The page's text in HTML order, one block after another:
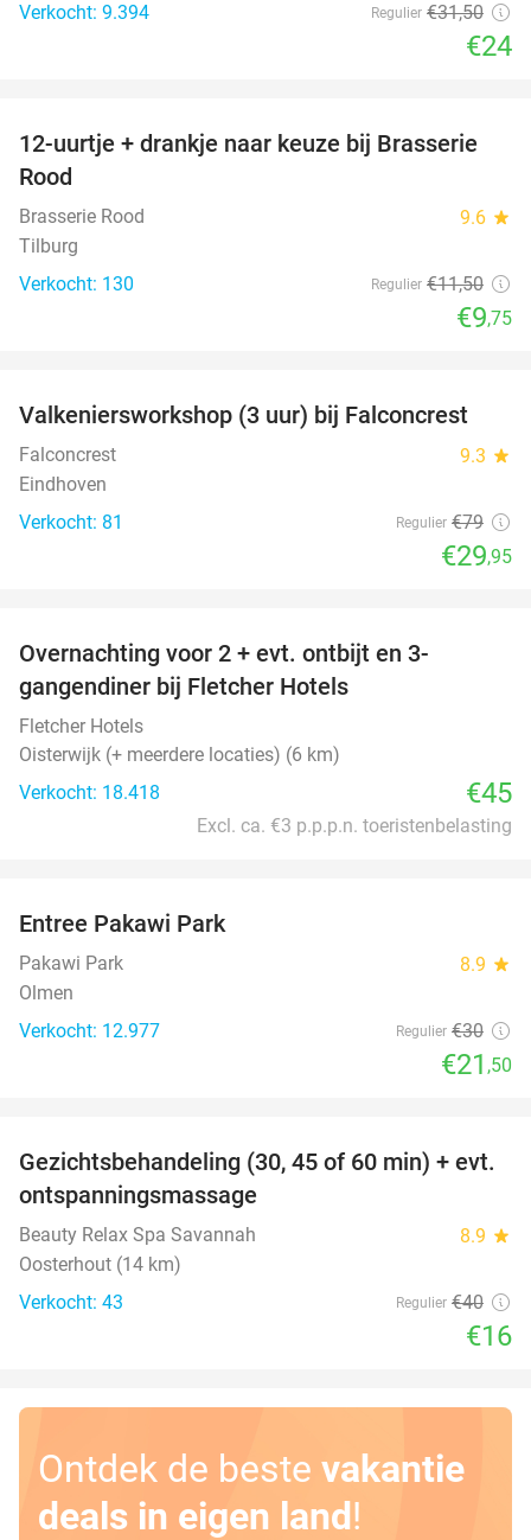
Verkocht: 9.394 Regulier €31,50
€24
15%
12-uurtje + drankje naar keuze bij Brasserie
Rood
Brasserie Rood 9.6 star
Tilburg
Verkocht: 130
Regulier €11,50
€9,75
62%
Valkeniersworkshop (3 uur) bij Falconcrest
Falconcrest 9.3 star
Eindhoven
Verkocht: 81
Regulier €79
€29,95
Overnachting voor 2 + evt. ontbijt en 3-
gangendiner bij Fletcher Hotels
Fletcher Hotels
Oisterwijk (+ meerdere locaties) (6 km)
Verkocht: 18.418
€45
Excl. ca. €3 p.p.p.n. toeristenbelasting
Entree Pakawi Park
Pakawi Park 8.9 star
Olmen
Verkocht: 12.977
Regulier €30
€21 ,50
60%
Gezichtsbehandeling (30, 45 of 60 min) + evt.
ontspanningsmassage
Beauty Relax Spa Savannah 8.9 star
Oosterhout (14 km)
Verkocht: 43
Regulier €40
€16
Ontdek de beste vakantie
deals in eigen land!